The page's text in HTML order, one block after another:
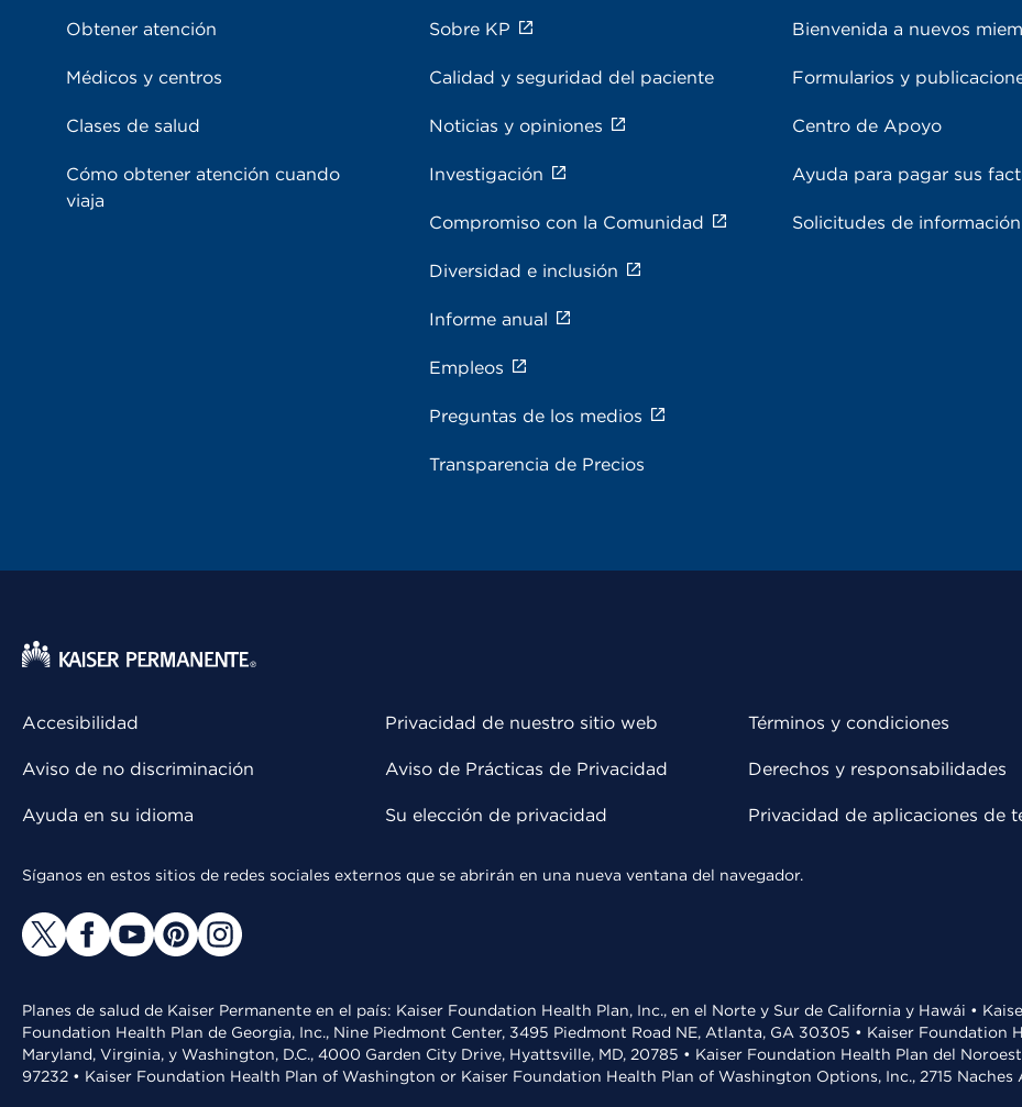
Obtener atención
Médicos y centros
Clases de salud
Cómo obtener atención cuando
viaja
Sobre KP
Calidad y seguridad del paciente
Noticias y opiniones
Investigación
Compromiso con la Comunidad
Diversidad e inclusión
Informe anual
Empleos
Preguntas de los medios
Transparencia de Precios
Bienvenida a nuevos
Formularios y
Centro de Apoyo
Ayuda para pagar sus
Solicitudes de
Accesibilidad
Aviso de no discriminación
Ayuda en su idioma
Privacidad de nuestro sitio web
Aviso de Prácticas de Privacidad
Su elección de privacidad
Términos y condiciones
Derechos y responsabilidades
Privacidad de aplicaciones de
Síganos en estos sitios de redes sociales externos que se abrirán en una nueva ventana del navegador.
Planes de salud de Kaiser Permanente en el país: Kaiser Foundation Health Plan, Inc., en el Norte y Sur de California y Hawái •
Foundation Health Plan de Georgia, Inc., Nine Piedmont Center, 3495 Piedmont Road NE, Atlanta, GA 30305 • Kaiser Foundation
Maryland, Virginia, y Washington, D.C., 4000 Garden City Drive, Hyattsville, MD, 20785 • Kaiser Foundation Health Plan del
97232 • Kaiser Foundation Health Plan of Washington or Kaiser Foundation Health Plan of Washington Options, Inc., 2715 Naches